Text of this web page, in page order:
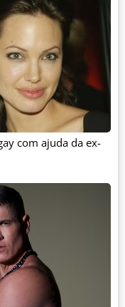
com ajuda da ex-